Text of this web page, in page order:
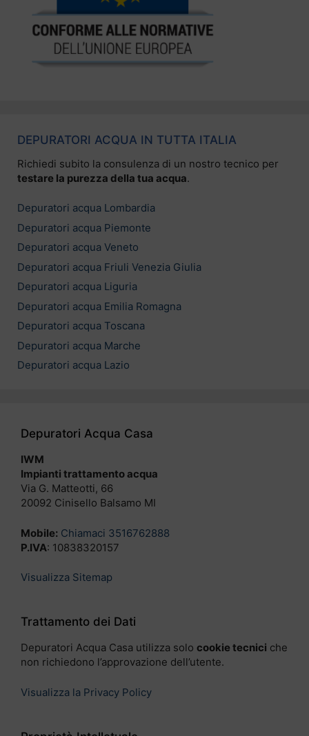
DEPURATORI ACQUA IN TUTTA ITALIA
Richiedi subito la consulenza di un nostro tecnico per
testare la purezza della tua acqua.
Depuratori acqua Lombardia
Depuratori acqua Piemonte
Depuratori acqua Veneto
Depuratori acqua Friuli Venezia Giulia
Depuratori acqua Liguria
Depuratori acqua Emilia Romagna
Depuratori acqua Toscana
Depuratori acqua Marche
Depuratori acqua Lazio
Depuratori Acqua Casa
IWM
Impianti trattamento acqua
Via G. Matteotti, 66
20092 Cinisello Balsamo MI
Mobile: Chiamaci 3516762888
P.IVA: 10838320157
Visualizza Sitemap
Trattamento dei Dati
Depuratori Acqua Casa utilizza solo cookie tecnici che
non richiedono l’approvazione dell’utente.
Visualizza la Privacy Policy